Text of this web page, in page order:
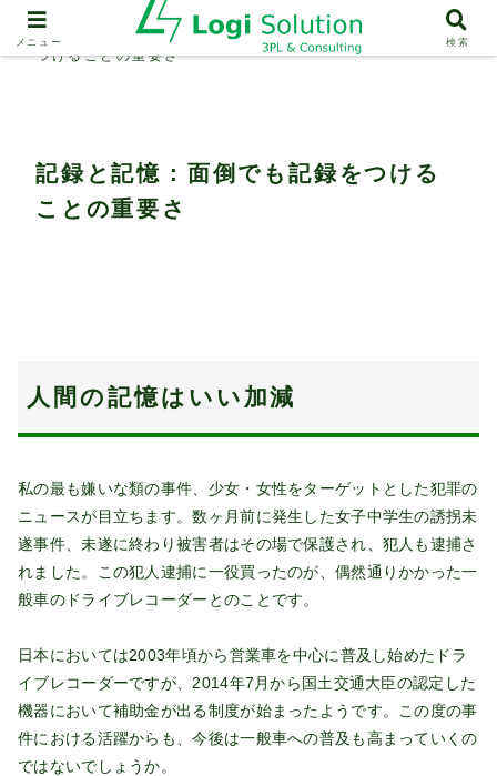
業界動向
記録と記憶：面倒でも記録を
つけることの重要さ
記録と記憶：面倒でも記録をつける
ことの重要さ
人間の記憶はいい加減
私の最も嫌いな類の事件、少女・女性をターゲットとした犯罪の
ニュースが目立ちます。数ヶ月前に発生した女子中学生の誘拐未
遂事件、未遂に終わり被害者はその場で保護され、犯人も逮捕さ
れました。この犯人逮捕に一役買ったのが、偶然通りかかった一
般車のドライブレコーダーとのことです。
日本においては2003年頃から営業車を中心に普及し始めたドラ
イブレコーダーですが、2014年7月から国土交通大臣の認定した
機器において補助金が出る制度が始まったようです。この度の事
件における活躍からも、今後は一般車への普及も高まっていくの
ではないでしょうか。
メニュー 検索